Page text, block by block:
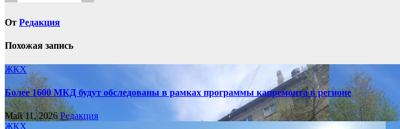
От Редакция
Похожая запись
ЖКХ
Более 1600 МКД будут обследованы в рамках программы капремонта в регионе
Май 11, 2026Редакция
ЖКХ